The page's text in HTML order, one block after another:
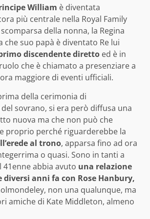
William è diventata
più centrale nella Royal Family
della nonna, la Regina
che suo papà è diventato Re lui
discendente diretto ed è in
che è chiamato a presenziare a
maggiore di eventi ufficiali.
della cerimonia di
del sovrano, si era però diffusa una
nuova ma che non può che
proprio perché riguarderebbe la
al trono, apparsa fino ad ora
o quasi. Sono in tanti a
41enne abbia avuto una relazione
diversi anni fa con Rose Hanbury,
, non una qualunque, ma
amiche di Kate Middleton, almeno